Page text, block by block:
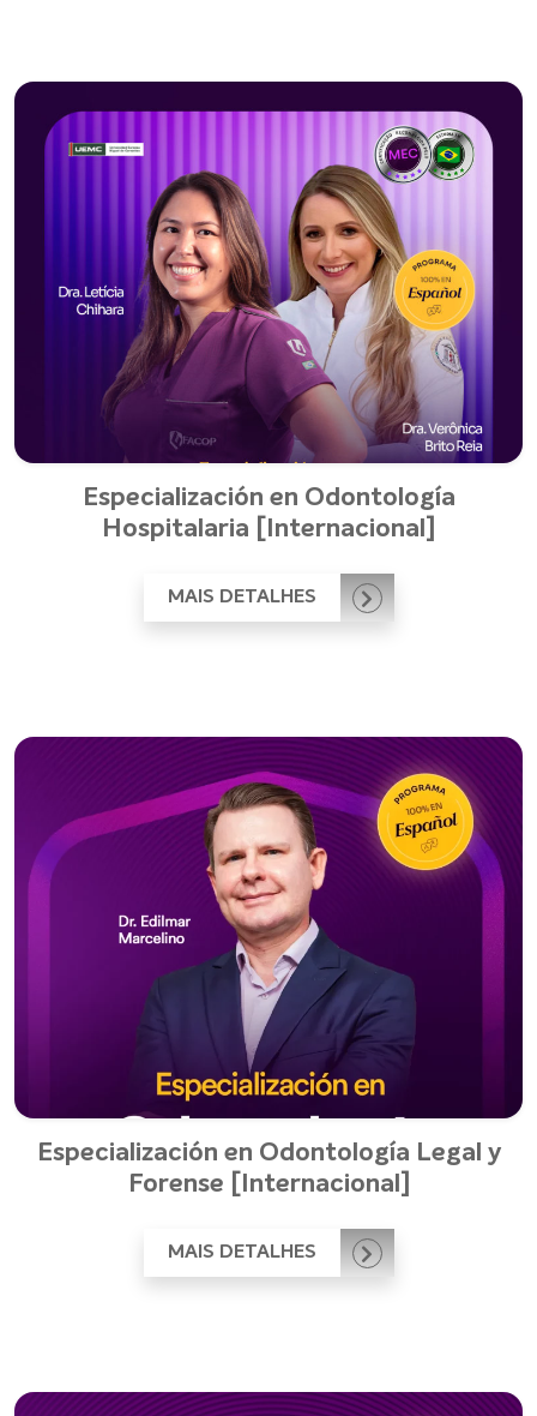
Especialización en Odontología
Hospitalaria [Internacional]
MAIS DETALHES
Especialización en Odontología Legal y
Forense [Internacional]
MAIS DETALHES